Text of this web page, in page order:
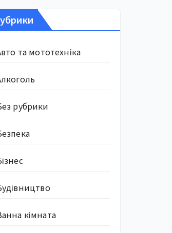
та мототехніка
рубрики
кімната